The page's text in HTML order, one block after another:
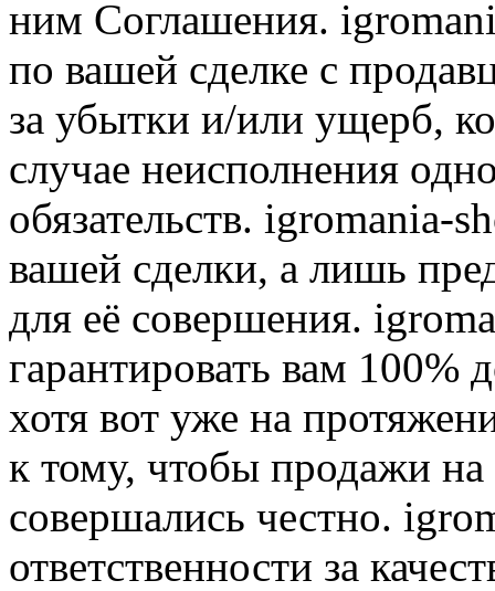
ним Соглашения.
по вашей сделке с
за убытки и/или ущерб,
случае неисполнения
обязательств. igromania-
вашей сделки, а лишь
для её совершения.
гарантировать вам 100%
хотя вот уже на
к тому, чтобы продажи
совершались честно.
ответственности за